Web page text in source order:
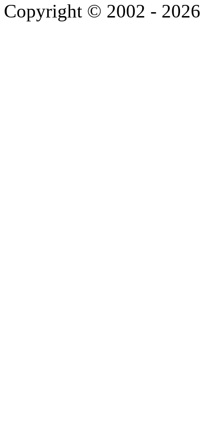
Copyright © 2002 - 2026